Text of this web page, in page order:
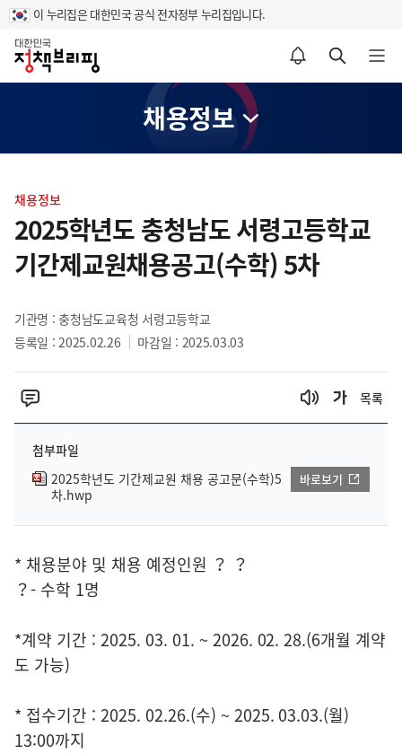
이 누리집은 대한민국 공식 전자정부 누리집입니다.
홈
알림설정 바로가기 검색 바로가기 메뉴 열기
채용정보
텐
츠
영
역
채용정보
2025학년도 충청남도 서령고등학교
기간제교원채용공고(수학) 5차
기관명 : 충청남도교육청 서령고등학교
등록일 : 2025.02.26
마감일 : 2025.03.03
목록
첨부파일
2025학년도 기간제교원 채용 공고문(수학)5
차.hwp
바로보기
* 채용분야 및 채용 예정인원 ？ ？
？- 수학 1명
*계약 기간 : 2025. 03. 01. ~ 2026. 02. 28.(6개월 계약
도 가능)
* 접수기간 : 2025. 02.26.(수) ~ 2025. 03.03.(월)
13:00까지